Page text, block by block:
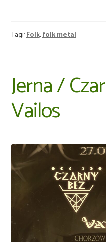
Tagi:Folk,folk metal
Jerna /
Vailos